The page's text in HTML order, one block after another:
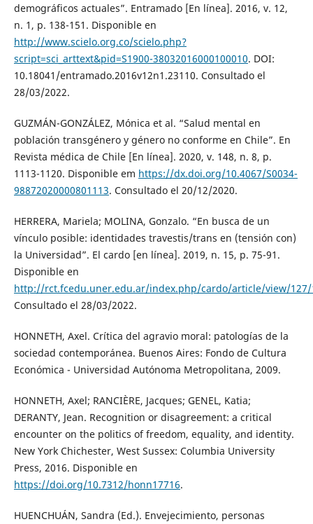
demográficos actuales”. Entramado [En línea]. 2016, v. 12,
n. 1, p. 138-151. Disponible en
http://www.scielo.org.co/scielo.php?
script=sci_arttext&pid=S1900-38032016000100010. DOI:
10.18041/entramado.2016v12n1.23110. Consultado el
28/03/2022.
GUZMÁN-GONZÁLEZ, Mónica et al. “Salud mental en
población transgénero y género no conforme en Chile”. En
Revista médica de Chile [En línea]. 2020, v. 148, n. 8, p.
1113-1120. Disponible em https://dx.doi.org/10.4067/S0034-
98872020000801113. Consultado el 20/12/2020.
HERRERA, Mariela; MOLINA, Gonzalo. “En busca de un
vínculo posible: identidades travestis/trans en (tensión con)
la Universidad”. El cardo [en línea]. 2019, n. 15, p. 75-91.
Disponible en
http://rct.fcedu.uner.edu.ar/index.php/cardo/article/view/127/
Consultado el 28/03/2022.
HONNETH, Axel. Crítica del agravio moral: patologías de la
sociedad contemporánea. Buenos Aires: Fondo de Cultura
Económica - Universidad Autónoma Metropolitana, 2009.
HONNETH, Axel; RANCIÈRE, Jacques; GENEL, Katia;
DERANTY, Jean. Recognition or disagreement: a critical
encounter on the politics of freedom, equality, and identity.
New York Chichester, West Sussex: Columbia University
Press, 2016. Disponible en
https://doi.org/10.7312/honn17716.
HUENCHUÁN, Sandra (Ed.). Envejecimiento, personas